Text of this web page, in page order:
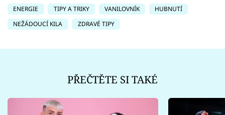
ENERGIE
TIPY A TRIKY VANILOVNÍK
HUBNUTÍ
NEŽÁDOUCÍ KILA
ZDRAVÉ TIPY
PŘEČTĚTE SI TAKÉ